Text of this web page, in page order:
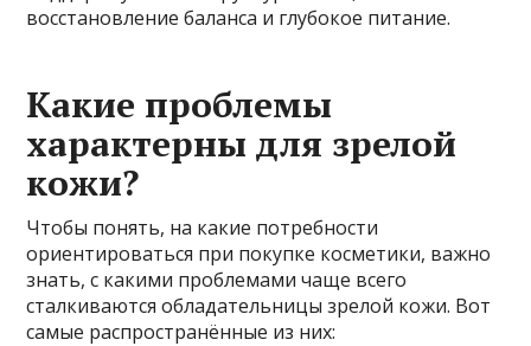
восстановление баланса и глубокое питание.
Какие проблемы
характерны для зрелой
кожи?
Чтобы понять, на какие потребности
ориентироваться при покупке косметики, важно
знать, с какими проблемами чаще всего
сталкиваются обладательницы зрелой кожи. Вот
самые распространённые из них: